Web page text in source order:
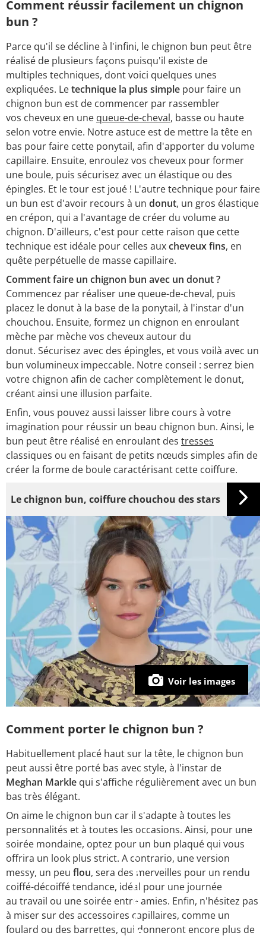
Comment réussir facilement un chignon
bun ?
Parce qu'il se décline à l'infini, le chignon bun peut être
réalisé de plusieurs façons puisqu'il existe de
multiples techniques, dont voici quelques unes
expliquées. Letechnique la plus simple pour faire un
chignon bun est de commencer par rassembler
vos cheveux en une queue-de-cheval, basse ou haute
selon votre envie. Notre astuce est de mettre la tête en
bas pour faire cette ponytail, afin d'apporter du volume
capillaire. Ensuite, enroulez vos cheveux pour former
une boule, puis sécurisez avec un élastique ou des
épingles. Et le tour est joué ! L'autre technique pour faire
un bun est d'avoir recours à un donut, un gros élastique
en crépon, qui a l'avantage de créer du volume au
chignon. D'ailleurs, c'est pour cette raison que cette
technique est idéale pour celles auxcheveux fins, en
quête perpétuelle de masse capillaire.
Comment faire un chignon bun avec un donut ?
Commencez par réaliser une queue-de-cheval, puis
placez le donut à la base de la ponytail, à l'instar d'un
chouchou. Ensuite, formez un chignon en enroulant
mèche par mèche vos cheveux autour du
donut. Sécurisez avec des épingles, et vous voilà avec un
bun volumineux impeccable. Notre conseil : serrez bien
votre chignon afin de cacher complètement le donut,
créant ainsi une illusion parfaite.
Enfin, vous pouvez aussi laisser libre cours à votre
imagination pour réussir un beau chignon bun. Ainsi, le
bun peut être réalisé en enroulant des tresses
classiques ou en faisant de petits nœuds simples afin de
créer la forme de boule caractérisant cette coiffure.
Voir les images
Le chignon bun, coiffure chouchou des stars
Comment porter le chignon bun ?
Habituellement placé haut sur la tête, le chignon bun
peut aussi être porté bas avec style, à l'instar de
Meghan Markle qui s'affiche régulièrement avec un bun
bas très élégant.
On aime le chignon bun car il s'adapte à toutes les
personnalités et à toutes les occasions. Ainsi, pour une
soirée mondaine, optez pour un bun plaqué qui vous
offrira un look plus strict. A contrario, une version
messy, un peu flou, sera des merveilles pour un rendu
coiffé-décoiffé tendance, idéal pour une journée
au travail ou une soirée entre amies. Enfin, n'hésitez pas
à miser sur des accessoires capillaires, comme un
foulard ou des barrettes, qui donneront encore plus de